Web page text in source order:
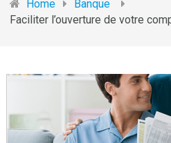
Home
Banque
Faciliter l’ouverture de votre